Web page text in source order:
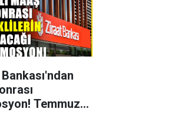
Temmuz